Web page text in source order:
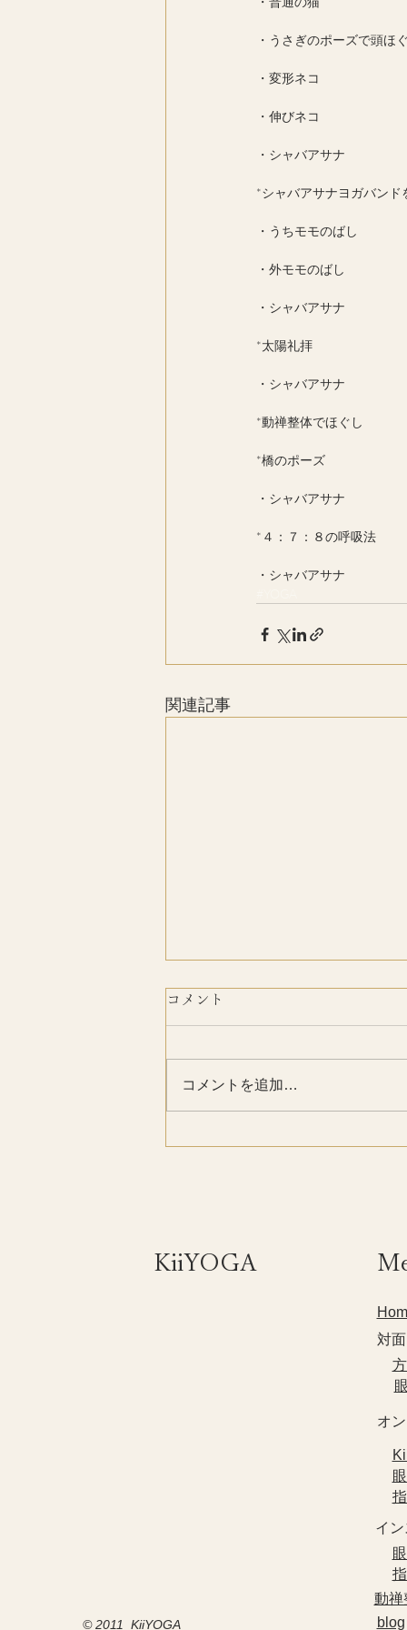
・うさぎのポーズで頭ほ
・変形ネコ
・伸びネコ
・シャバアサナ
*シャバアサナヨガバンド
・うちモモのばし
・外モモのばし
・シャバアサナ
*太陽礼拝
・シャバアサナ
*動禅整体でほぐし
*橋のポーズ
・シャバアサナ
*４：７：８の呼吸法
・シャバアサナ
関連記事
おかげさまで
コメント
コメントを追加…
​KiiYOGA
© 2011 KiiYOGA
対
オ
イ
動禅
blog